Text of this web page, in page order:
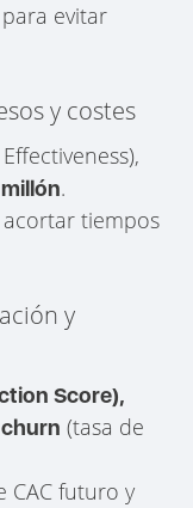
para evitar
y costes
.
acortar tiempos
y
Score),
churn (tasa de
CAC futuro y